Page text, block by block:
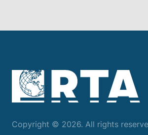
Copyright © 2026. All rights